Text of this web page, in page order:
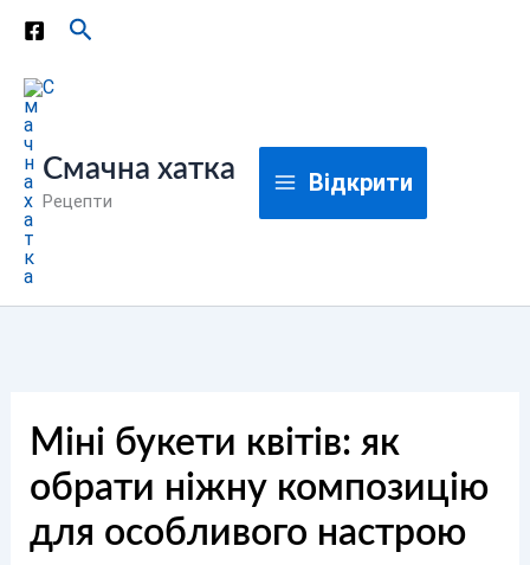
Перейти
вмісту
Пошук
Смачна хатка
Рецепти
Відкрити
Міні букети квітів: як
обрати ніжну композицію
для особливого настрою